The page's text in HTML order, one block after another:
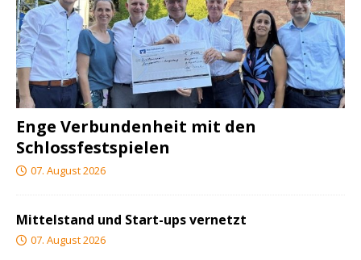
Enge Verbundenheit mit den
Schlossfestspielen
07. August 2026
Mittelstand und Start-ups vernetzt
07. August 2026